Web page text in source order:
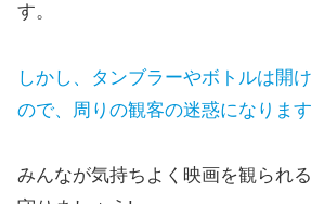
す。
しかし、タンブラーやボトルは開
ので、周りの観客の迷惑になります
みんなが気持ちよく映画を観られ